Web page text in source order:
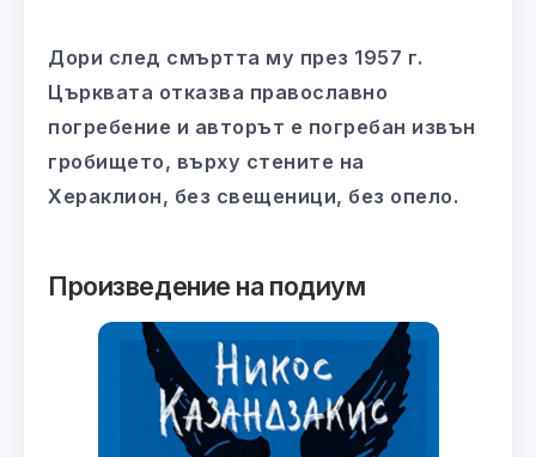
Дори след смъртта му през 1957 г.
Църквата отказва православно
погребение и авторът е погребан извън
гробището, върху стените на
Хераклион, без свещеници, без опело.
Произведение на подиум